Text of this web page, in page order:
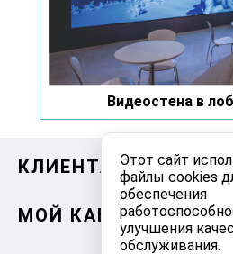
Этот сайт
файлы cookies
обеспечения
улучшения
обслуживания.
Видеостена в
КЛИЕНТАМ
МОЙ КАБИНЕТ